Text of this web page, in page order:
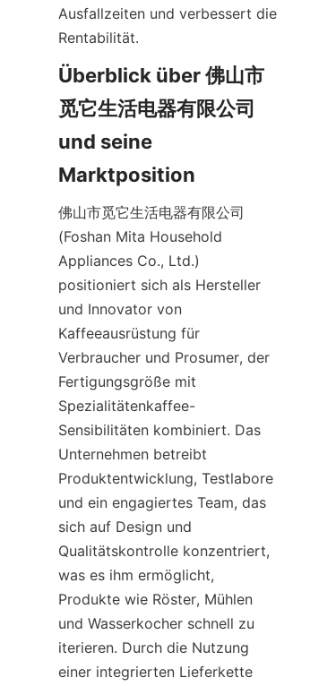
Ausfallzeiten und verbessert die
Rentabilität.
Überblick über 佛山市
觅它生活电器有限公司
und seine
佛山市觅它生活电器有限公司
(Foshan Mita Household
Appliances Co., Ltd.)
positioniert sich als Hersteller
und Innovator von
Kaffeeausrüstung für
Verbraucher und Prosumer, der
Fertigungsgröße mit
Spezialitätenkaffee-
Sensibilitäten kombiniert. Das
Unternehmen betreibt
Produktentwicklung, Testlabore
und ein engagiertes Team, das
sich auf Design und
Qualitätskontrolle konzentriert,
was es ihm ermöglicht,
Produkte wie Röster, Mühlen
und Wasserkocher schnell zu
iterieren. Durch die Nutzung
einer integrierten Lieferkette